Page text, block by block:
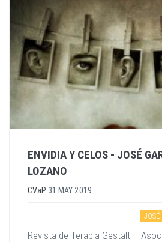
ENVIDIA Y CELOS - JOSÉ
LOZANO
CVaP 31 MAY 2019
JOSÉ
Revista de Terapia Gestalt –